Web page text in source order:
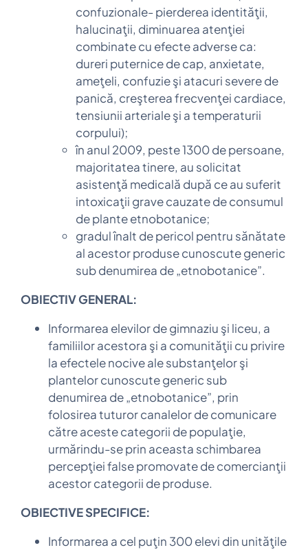
confuzionale- pierderea identităţii,
halucinaţii, diminuarea atenţiei
combinate cu efecte adverse ca:
dureri puternice de cap, anxietate,
ameţeli, confuzie şi atacuri severe de
panică, creşterea frecvenţei cardiace,
tensiunii arteriale şi a temperaturii
corpului);
în anul 2009, peste 1300 de persoane,
majoritatea tinere, au solicitat
asistenţă medicală după ce au suferit
intoxicaţii grave cauzate de consumul
de plante etnobotanice;
gradul înalt de pericol pentru sănătate
al acestor produse cunoscute generic
sub denumirea de „etnobotanice”.
OBIECTIV GENERAL:
Informarea elevilor de gimnaziu şi liceu, a
familiilor acestora şi a comunităţii cu privire
la efectele nocive ale substanţelor şi
plantelor cunoscute generic sub
denumirea de „etnobotanice”, prin
folosirea tuturor canalelor de comunicare
către aceste categorii de populaţie,
urmărindu-se prin aceasta schimbarea
percepţiei false promovate de comercianţii
acestor categorii de produse.
OBIECTIVE SPECIFICE:
Informarea a cel puţin 300 elevi din unităţile